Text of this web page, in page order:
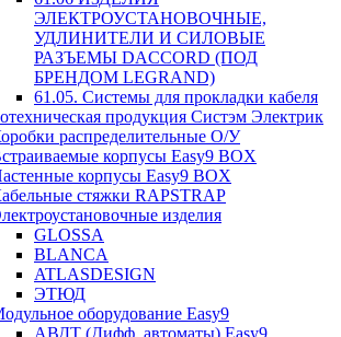
ЭЛЕКТРОУСТАНОВОЧНЫЕ,
УДЛИНИТЕЛИ И СИЛОВЫЕ
РАЗЪЕМЫ DACCORD (ПОД
БРЕНДОМ LEGRAND)
61.05. Системы для прокладки кабеля
продукция Систэм Электрик
распределительные О/У
корпусы Easy9 BOX
корпусы Easy9 BOX
стяжки RAPSTRAP
изделия
GLOSSA
BLANCA
ATLASDESIGN
ЭТЮД
оборудование Easy9
АВДТ (Дифф. автоматы) Easy9